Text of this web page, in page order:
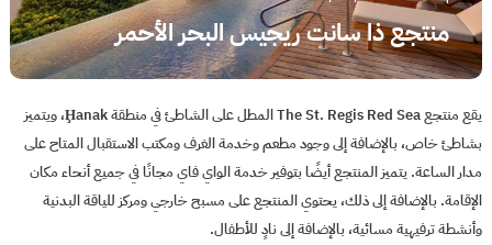
منتجع ذا سانت ريجيس البحر الأحمر
يقع منتجع The St. Regis Red Sea المطل على الشاطئ في منطقة Ḩanak، ويتميز
بشاطئ خاص، بالإضافة إلى وجود مطعم وخدمة الغرف ومكتب الاستقبال المتاح على
مدار الساعة. يتميز المنتجع أيضًا بتوفير خدمة الواي فاي مجانًا في جميع أنحاء مكان
الإقامة. بالإضافة إلى ذلك، يحتوي المنتجع على مسبح خارجي ومركز للياقة البدنية
وأنشطة ترفيهية مسائية، بالإضافة إلى نادٍ للأطفال.